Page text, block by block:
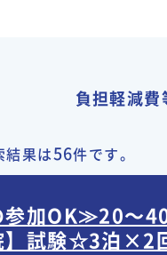
負担軽減
結果は56件です。
加OK≫20～
】試験☆3泊×2